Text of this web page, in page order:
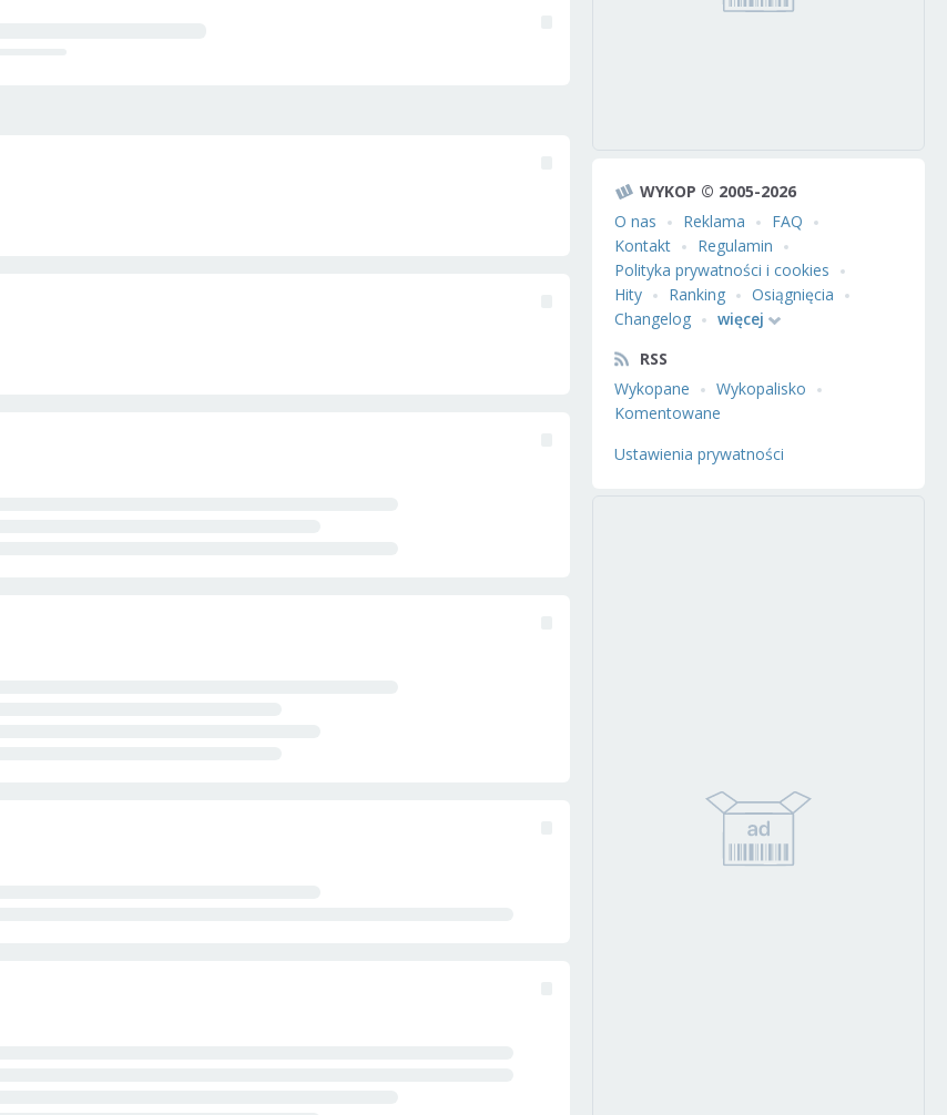
WYKOP © 2005-2026
O nas
Reklama
FAQ
Kontakt
Regulamin
Polityka prywatności i cookies
Hity
Ranking
Osiągnięcia
Changelog
więcej
RSS
Wykopane
Wykopalisko
Komentowane
Ustawienia prywatności